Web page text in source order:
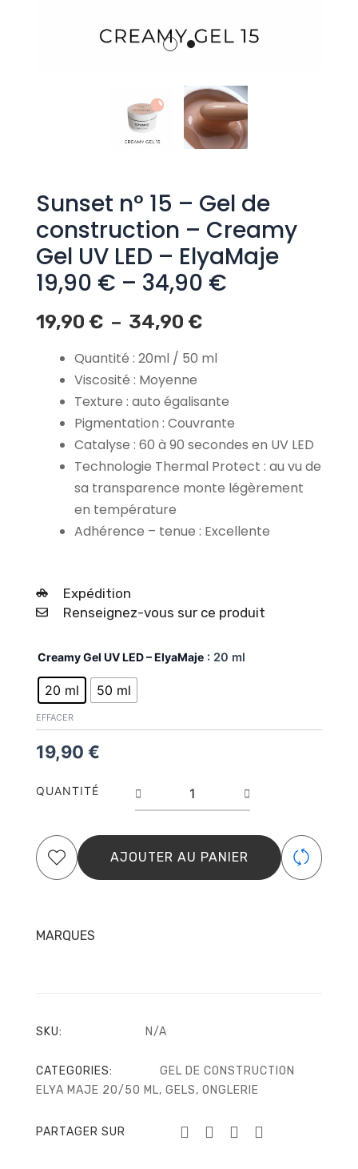
Sunset n° 15 – Gel de
construction – Creamy
Gel UV LED – ElyaMaje
19,90 € – 34,90 €
19,90 € – 34,90 €
prix :
à
34,90 €
Quantité : 20ml / 50 ml
Viscosité : Moyenne
Texture : auto égalisante
Pigmentation : Couvrante
Catalyse : 60 à 90 secondes en UV LED
Technologie Thermal Protect : au vu de
sa transparence monte légèrement
en température
Adhérence – tenue : Excellente
Expédition
Renseignez-vous sur ce produit
Creamy Gel UV LED – ElyaMaje : 20 ml
20 ml 50 ml
EFFACER
19,90 €
QUANTITÉ
quantité
–
Creamy
LED
–
AJOUTER AU PANIER
MARQUES
SKU: N/A
CATEGORIES:
GEL DE CONSTRUCTION
ELYA MAJE 20/50 ML, GELS, ONGLERIE
PARTAGER SUR